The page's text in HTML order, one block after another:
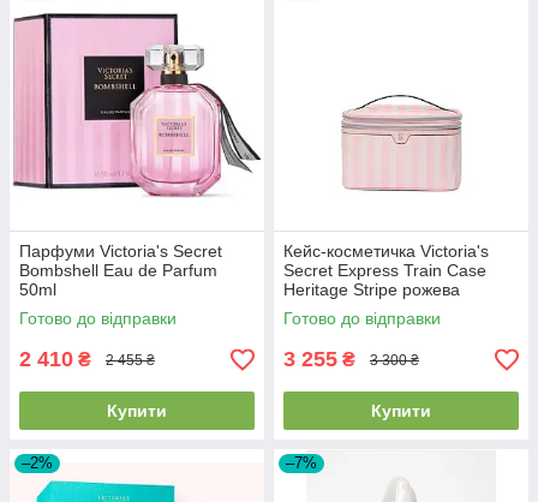
Парфуми Victoria's Secret
Bombshell Eau de Parfum
50ml
Готово до відправки
2 410 ₴ 2 455 ₴
Купити
Кейс-косметичка Victoria's
Secret Express Train Case
Heritage Stripe рожева
Готово до відправки
3 255 ₴ 3 300 ₴
Купити
–2% –7%